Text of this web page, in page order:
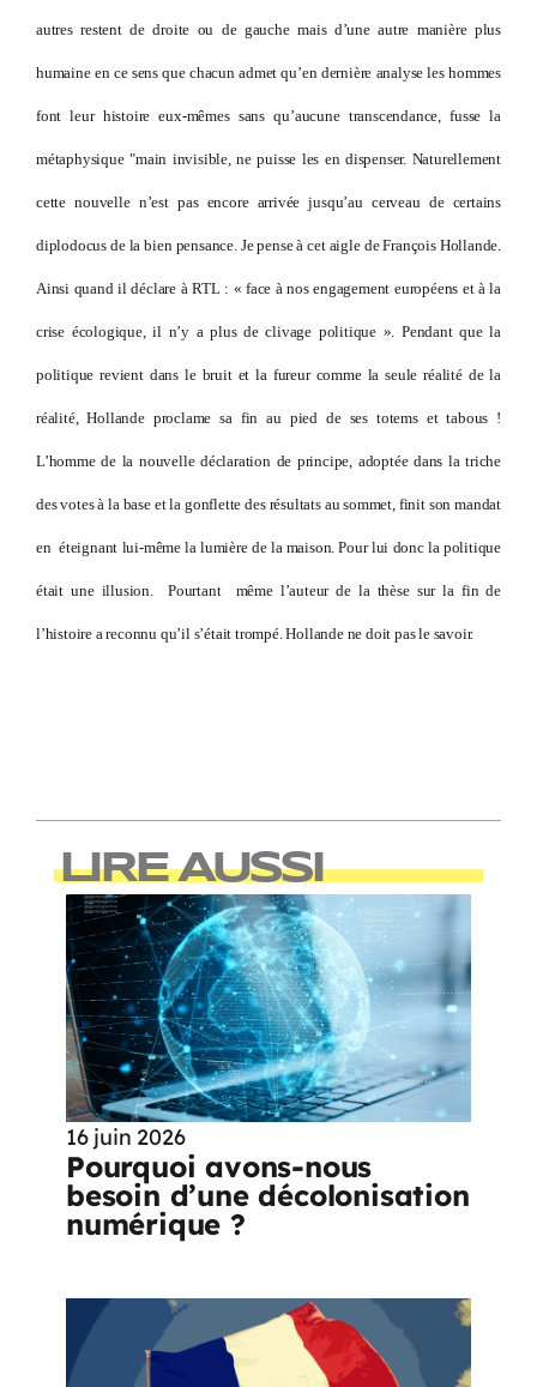
autres restent de droite ou de gauche mais d’une autre manière plus
humaine en ce sens que chacun admet qu’en dernière analyse les hommes
font leur histoire eux-mêmes sans qu’aucune transcendance, fusse la
métaphysique "main invisible, ne puisse les en dispenser. Naturellement
cette nouvelle n’est pas encore arrivée jusqu’au cerveau de certains
diplodocus de la bien pensance. Je pense à cet aigle de François Hollande.
Ainsi quand il déclare à RTL : « face à nos engagement européens et à la
crise écologique, il n’y a plus de clivage politique ». Pendant que la
politique revient dans le bruit et la fureur comme la seule réalité de la
réalité, Hollande proclame sa fin au pied de ses totems et tabous !
L’homme de la nouvelle déclaration de principe, adoptée dans la triche
des votes à la base et la gonflette des résultats au sommet, finit son mandat
en éteignant lui-même la lumière de la maison. Pour lui donc la politique
était une illusion. Pourtant même l’auteur de la thèse sur la fin de
l’histoire a reconnu qu’il s’était trompé. Hollande ne doit pas le savoir.
LIRE AUSSI
16 juin 2026
Pourquoi avons-nous
besoin d’une décolonisation
numérique ?